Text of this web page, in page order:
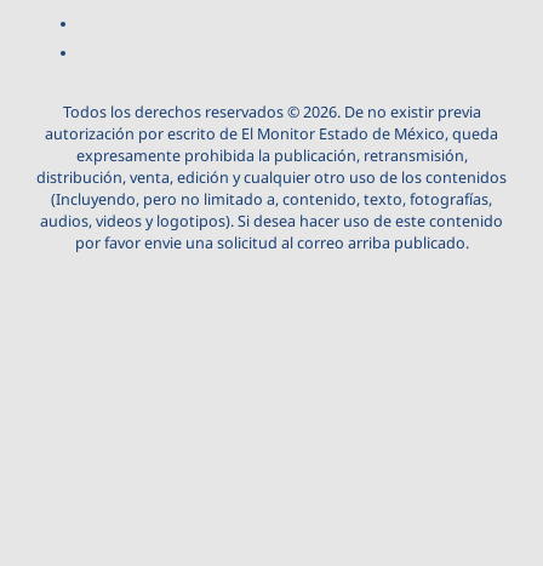
Todos los derechos reservados © 2026. De no existir previa
autorización por escrito de El Monitor Estado de México, queda
expresamente prohibida la publicación, retransmisión,
distribución, venta, edición y cualquier otro uso de los contenidos
(Incluyendo, pero no limitado a, contenido, texto, fotografías,
audios, videos y logotipos). Si desea hacer uso de este contenido
por favor envie una solicitud al correo arriba publicado.